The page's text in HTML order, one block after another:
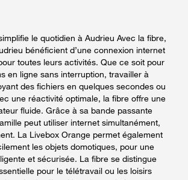
le quotidien à Audrieu Avec la fibre,
bénéficient d’une connexion internet
toutes leurs activités. Que ce soit pour
en ligne sans interruption, travailler à
des fichiers en quelques secondes ou
une réactivité optimale, la fibre offre une
fluide. Grâce à sa bande passante
peut utiliser internet simultanément,
La Livebox Orange permet également
les objets domotiques, pour une
et sécurisée. La fibre se distingue
pour le télétravail ou les loisirs